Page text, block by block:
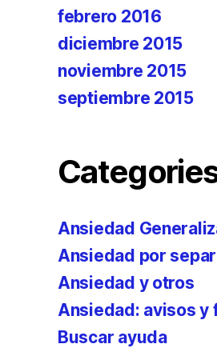
febrero 2016
diciembre 2015
noviembre 2015
septiembre 2015
Ansiedad
Ansiedad por
Ansiedad y otros
Ansiedad: avisos y
Buscar ayuda